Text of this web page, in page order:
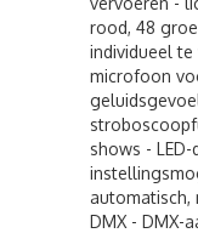
rood, 48
individueel
microfoon
shows -
automatisch,
DMX - DMX-